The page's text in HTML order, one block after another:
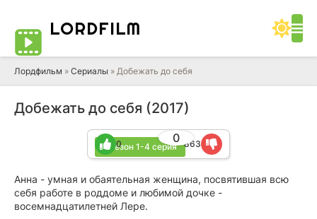
LORDFILM
Лордфильм » Сериалы » Добежать до себя
Добежать до себя (2017)
1 сезон 1-4 серия
0
0 863
Анна - умная и обаятельная женщина, посвятившая всю
себя работе в роддоме и любимой дочке -
восемнадцатилетней Лере.